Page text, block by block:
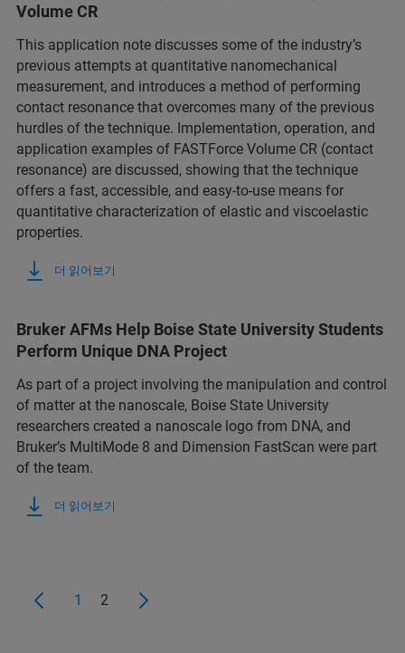
Volume CR
This application note discusses some of the industry’s
previous attempts at quantitative nanomechanical
measurement, and introduces a method of performing
contact resonance that overcomes many of the previous
hurdles of the technique. Implementation, operation, and
application examples of FASTForce Volume CR (contact
resonance) are discussed, showing that the technique
offers a fast, accessible, and easy-to-use means for
quantitative characterization of elastic and viscoelastic
properties.
더 읽어보기
Bruker AFMs Help Boise State University Students
Perform Unique DNA Project
As part of a project involving the manipulation and control
of matter at the nanoscale, Boise State University
researchers created a nanoscale logo from DNA, and
Bruker’s MultiMode 8 and Dimension FastScan were part
of the team.
더 읽어보기
1 2